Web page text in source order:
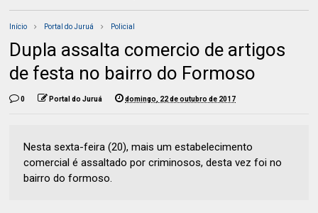
Início Portal do Juruá Policial
Dupla assalta comercio de artigos
de festa no bairro do Formoso
0 Portal do Juruá domingo, 22 de outubro de 2017
Nesta sexta-feira (20), mais um estabelecimento
comercial é assaltado por criminosos, desta vez foi no
bairro do formoso.